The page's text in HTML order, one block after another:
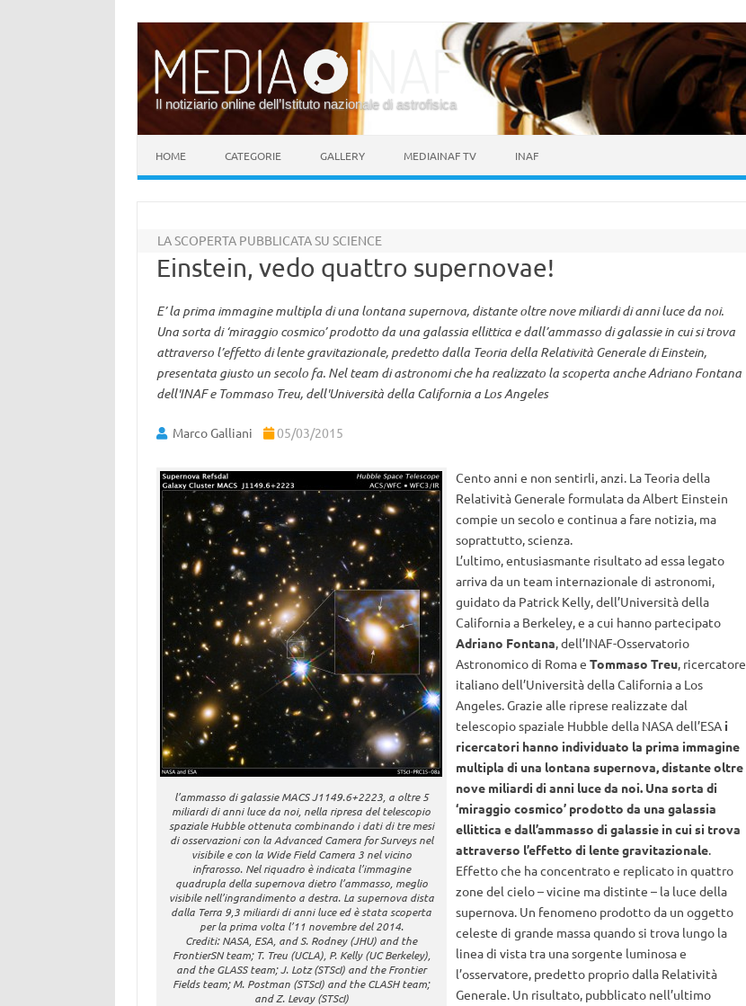
Il notiziario online dell’Istituto nazionale di astrofisica
HOME CATEGORIE GALLERY MEDIAINAF TV INAF
LA SCOPERTA PUBBLICATA SU SCIENCE
Einstein, vedo quattro supernovae!
E’ la prima immagine multipla di una lontana supernova, distante oltre nove miliardi di anni luce da noi.
Una sorta di ‘miraggio cosmico’ prodotto da una galassia ellittica e dall’ammasso di galassie in cui si trova
attraverso l’effetto di lente gravitazionale, predetto dalla Teoria della Relatività Generale di Einstein,
presentata giusto un secolo fa. Nel team di astronomi che ha realizzato la scoperta anche Adriano Fontana
dell'INAF e Tommaso Treu, dell'Università della California a Los Angeles
Marco Galliani 05/03/2015
l’ammasso di galassie MACS J1149.6+2223, a oltre 5
miliardi di anni luce da noi, nella ripresa del telescopio
spaziale Hubble ottenuta combinando i dati di tre mesi
di osservazioni con la Advanced Camera for Surveys nel
visibile e con la Wide Field Camera 3 nel vicino
infrarosso. Nel riquadro è indicata l’immagine
quadrupla della supernova dietro l’ammasso, meglio
visibile nell’ingrandimento a destra. La supernova dista
dalla Terra 9,3 miliardi di anni luce ed è stata scoperta
per la prima volta l’11 novembre del 2014.
Crediti: NASA, ESA, and S. Rodney (JHU) and the
FrontierSN team; T. Treu (UCLA), P. Kelly (UC Berkeley),
and the GLASS team; J. Lotz (STScI) and the Frontier
Fields team; M. Postman (STScI) and the CLASH team;
and Z. Levay (STScI)
Cento anni e non sentirli, anzi. La Teoria della
Relatività Generale formulata da Albert Einstein
compie un secolo e continua a fare notizia, ma
soprattutto, scienza.
L’ultimo, entusiasmante risultato ad essa legato
arriva da un team internazionale di astronomi,
guidato da Patrick Kelly, dell’Università della
California a Berkeley, e a cui hanno partecipato
Adriano Fontana, dell’INAF-Osservatorio
Astronomico di Roma e Tommaso Treu, ricercatore
italiano dell’Università della California a Los
Angeles. Grazie alle riprese realizzate dal
telescopio spaziale Hubble della NASA dell’ESA i
ricercatori hanno individuato la prima immagine
multipla di una lontana supernova, distante oltre
nove miliardi di anni luce da noi. Una sorta di
‘miraggio cosmico’ prodotto da una galassia
ellittica e dall’ammasso di galassie in cui si trova
attraverso l’effetto di lente gravitazionale.
Effetto che ha concentrato e replicato in quattro
zone del cielo – vicine ma distinte – la luce della
supernova. Un fenomeno prodotto da un oggetto
celeste di grande massa quando si trova lungo la
linea di vista tra una sorgente luminosa e
l’osservatore, predetto proprio dalla Relatività
Generale. Un risultato, pubblicato nell’ultimo